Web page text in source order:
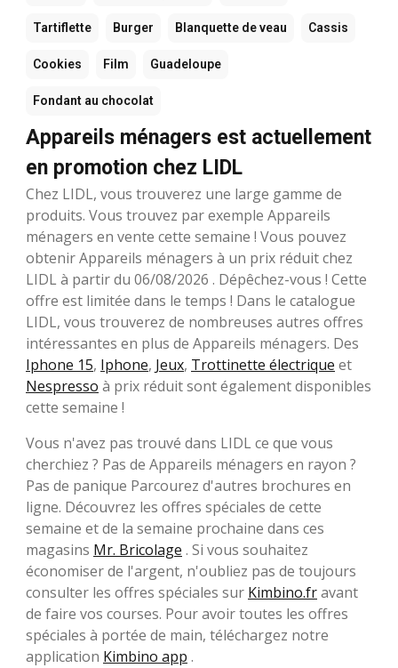
Tartiflette Burger Blanquette de veau Cassis
Cookies Film Guadeloupe
Fondant au chocolat
Appareils ménagers est actuellement
en promotion chez LIDL
Chez LIDL, vous trouverez une large gamme de
produits. Vous trouvez par exemple Appareils
ménagers en vente cette semaine ! Vous pouvez
obtenir Appareils ménagers à un prix réduit chez
LIDL à partir du 06/08/2026 . Dépêchez-vous ! Cette
offre est limitée dans le temps ! Dans le catalogue
LIDL, vous trouverez de nombreuses autres offres
intéressantes en plus de Appareils ménagers. Des
Iphone 15, Iphone, Jeux, Trottinette électrique et
Nespresso à prix réduit sont également disponibles
cette semaine !
Vous n'avez pas trouvé dans LIDL ce que vous
cherchiez ? Pas de Appareils ménagers en rayon ?
Pas de panique Parcourez d'autres brochures en
ligne. Découvrez les offres spéciales de cette
semaine et de la semaine prochaine dans ces
magasins Mr. Bricolage . Si vous souhaitez
économiser de l'argent, n'oubliez pas de toujours
consulter les offres spéciales sur Kimbino.fravant
de faire vos courses. Pour avoir toutes les offres
spéciales à portée de main, téléchargez notre
application Kimbino app .